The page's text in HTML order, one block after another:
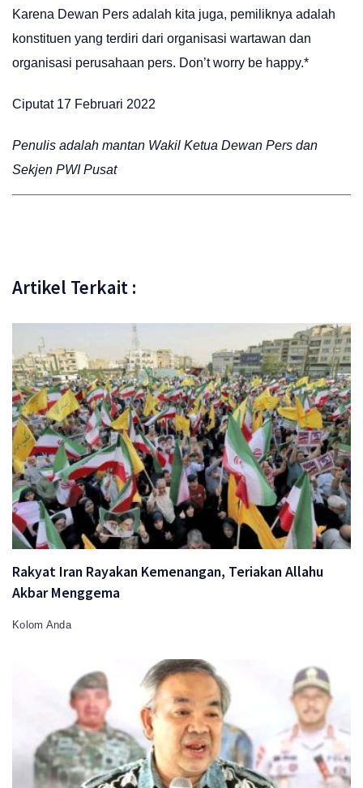
Karena Dewan Pers adalah kita juga, pemiliknya adalah
konstituen yang terdiri dari organisasi wartawan dan
organisasi perusahaan pers. Don’t worry be happy.*
Ciputat 17 Februari 2022
Penulis adalah mantan Wakil Ketua Dewan Pers dan
Sekjen PWI Pusat
Artikel Terkait :
Rakyat Iran Rayakan Kemenangan, Teriakan Allahu
Akbar Menggema
Kolom Anda